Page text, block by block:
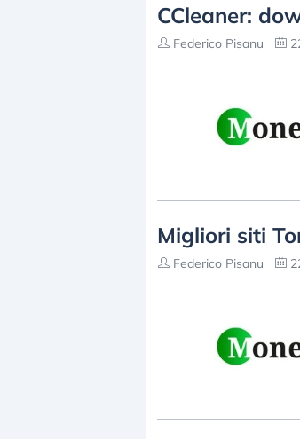
CCleaner:
Federico Pisanu
Migliori siti
Federico Pisanu